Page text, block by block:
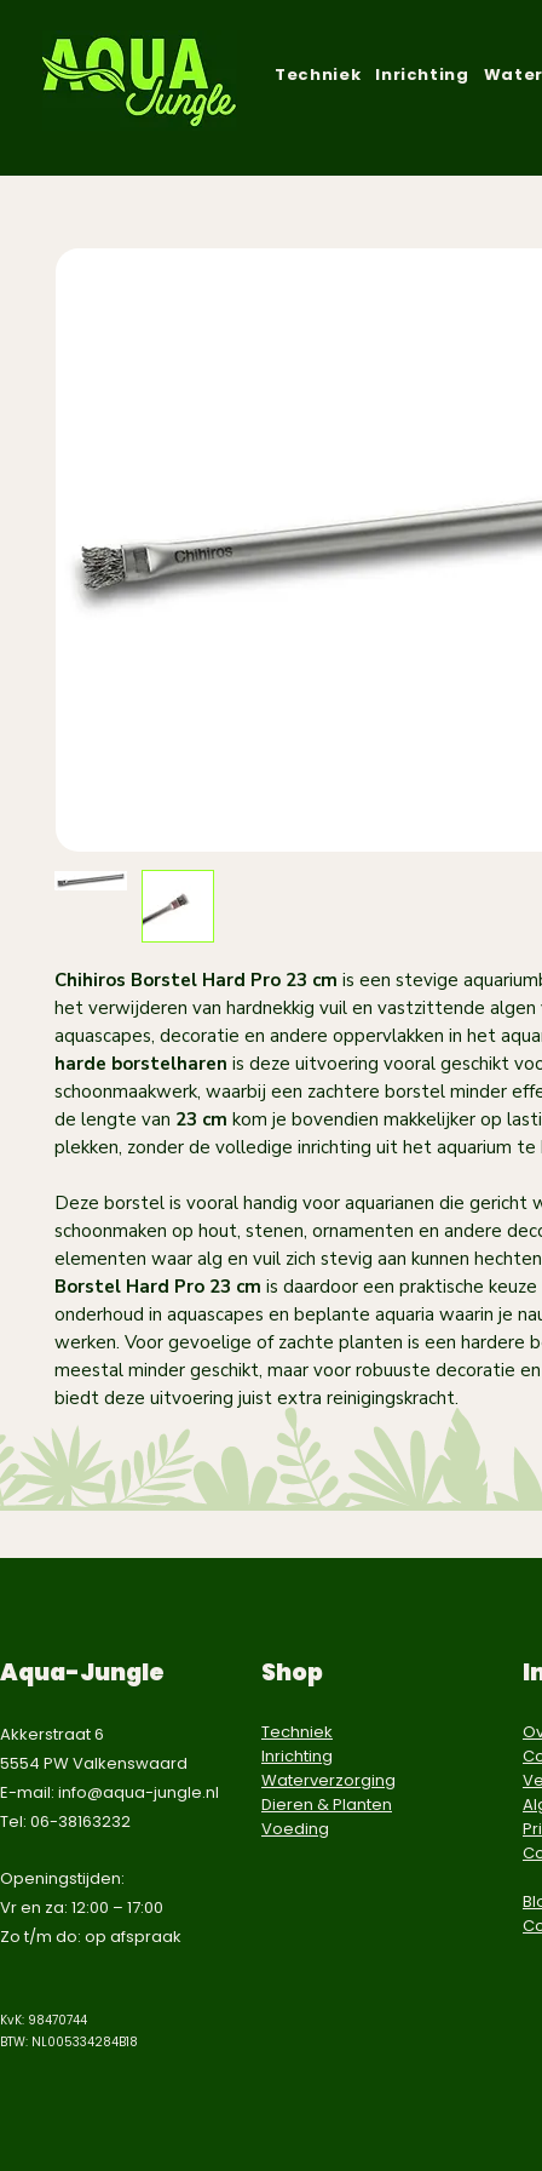
Techniek Inrichting
Chihiros Borstel Hard Pro 23 cm is een stevige
het verwijderen van hardnekkig vuil en vastzittende algen
aquascapes, decoratie en andere oppervlakken in het
harde borstelharen is deze uitvoering vooral geschikt
schoonmaakwerk, waarbij een zachtere borstel minder
de lengte van 23 cm kom je bovendien makkelijker op
plekken, zonder de volledige inrichting uit het aquarium te
Deze borstel is vooral handig voor aquarianen die gericht
schoonmaken op hout, stenen, ornamenten en andere
elementen waar alg en vuil zich stevig aan kunnen
Borstel Hard Pro 23 cm is daardoor een praktische
onderhoud in aquascapes en beplante aquaria waarin je
werken. Voor gevoelige of zachte planten is een hardere
meestal minder geschikt, maar voor robuuste decoratie
biedt deze uitvoering juist extra reinigingskracht.
Aqua-Jungle
Akkerstraat 6
5554 PW Valkenswaard
E-mail: info@aqua-jungle.nl
Tel: 06-38163232
​Openingstijden:
Vr en za: 12:00 – 17:00
Zo t/m do: op afspraak​
KvK: 98470744
BTW: NL005334284B18
Shop
Techniek
Inrichting
Waterverzorging
Dieren & Planten
Voeding